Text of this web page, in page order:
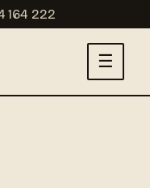
164 222
☰